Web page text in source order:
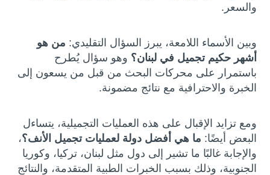
والسعر.
وبين الأسماء اللامعة، يبرز السؤال التقليدي: من هو
أشهر حكيم تجميل في لبنان؟ وهو سؤال يُطرح
باستمرار على محركات البحث من قبل من يسعون إلى
الخبرة والاحترافية مع نتائج مضمونة.
ومع تزايد الإقبال على هذه العمليات التجميلية، يتساءل
البعض أيضًا: ما هي أفضل دولة لعمليات تجميل الأنف؟،
والإجابة غالبًا ما تشير إلى دول مثل لبنان، تركيا، وكوريا
الجنوبية، وذلك بسبب الخبرات الطبية المتقدمة، والنتائج